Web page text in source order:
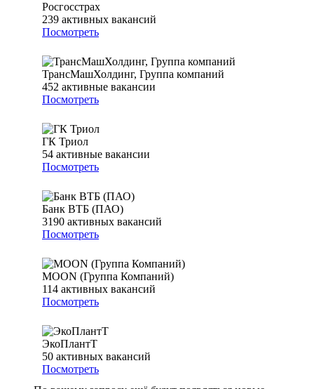
Росгосстрах
239 активных вакансий
Посмотреть
ТрансМашХолдинг, Группа компаний
452 активные вакансии
Посмотреть
ГК Триол
54 активные вакансии
Посмотреть
Банк ВТБ (ПАО)
3190 активных вакансий
Посмотреть
MOON (Группа Компаний)
114 активных вакансий
Посмотреть
ЭкоПлантТ
50 активных вакансий
Посмотреть